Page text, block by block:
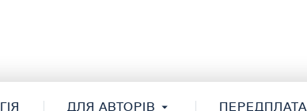
ДЛЯ АВТОРІВ ПЕРЕДПЛАТА